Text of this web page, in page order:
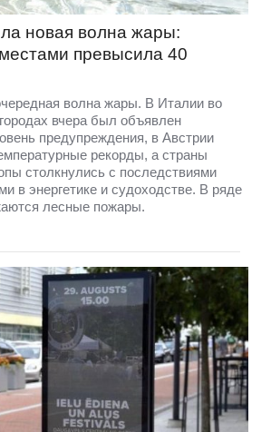
новая волна жары:
превысила 40
волна жары. В Италии во
вчера был объявлен
предупреждения, в Австрии
рекорды, а страны
столкнулись с последствиями
в энергетике и судоходстве. В ряде
лесные пожары.